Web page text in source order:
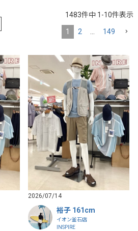
1483件中 1 -10件表示
1 2 149
2026/07/14
裕子 161cm
イオン釜石店
INSPIRE